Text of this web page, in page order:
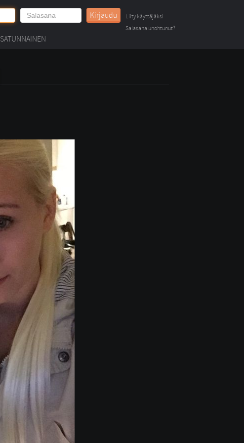
Kirjaudu
Liity käyttäjäksi
Salasana unohtunut?
SATUNNAINEN